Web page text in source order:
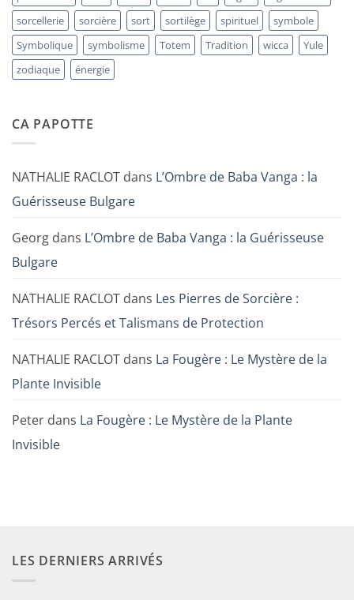
sorcellerie
sorcière sort sortilège spirituel
symbole
Symbolique
symbolisme Totem Tradition wicca
Yule
zodiaque
énergie
CA PAPOTTE
NATHALIE RACLOT dans L’Ombre de Baba Vanga : la
Guérisseuse Bulgare
Georg dans L’Ombre de Baba Vanga : la Guérisseuse
Bulgare
NATHALIE RACLOT dans Les Pierres de Sorcière :
Trésors Percés et Talismans de Protection
NATHALIE RACLOT dans La Fougère : Le Mystère de la
Plante Invisible
Peter dans La Fougère : Le Mystère de la Plante
Invisible
LES DERNIERS ARRIVÉS